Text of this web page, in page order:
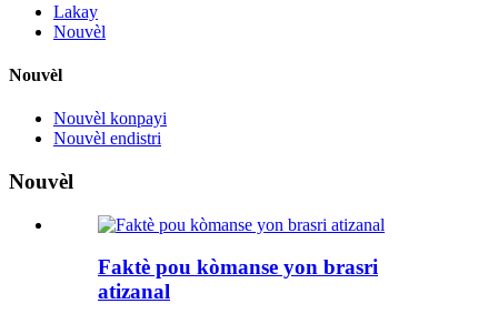
Lakay
Nouvèl
Nouvèl
Nouvèl konpayi
Nouvèl endistri
Nouvèl
Faktè pou kòmanse yon brasri
atizanal